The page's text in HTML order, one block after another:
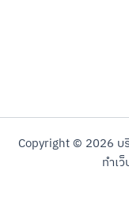
Copyright © 2026 บ
ทำเ